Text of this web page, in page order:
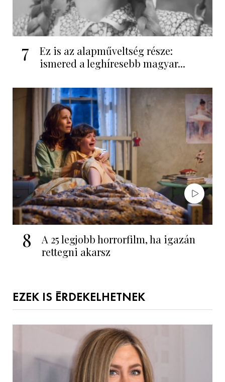
7
Ez is az alapműveltség része:
ismered a leghíresebb magyar...
8
A 25 legjobb horrorfilm, ha igazán
rettegni akarsz
EZEK IS ÉRDEKELHETNEK